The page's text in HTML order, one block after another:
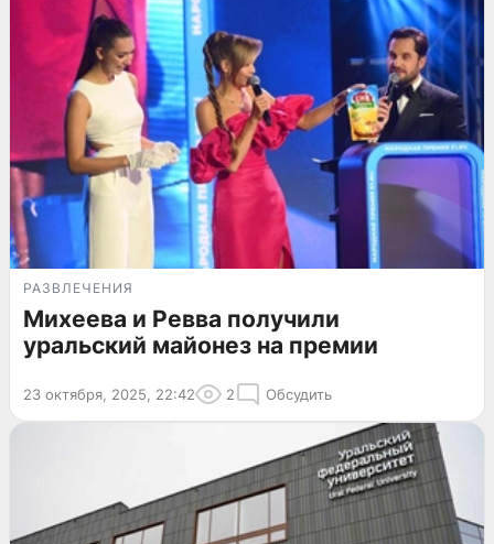
РАЗВЛЕЧЕНИЯ
Михеева и Ревва получили
уральский майонез на премии
23 октября, 2025, 22:42 2 Обсудить